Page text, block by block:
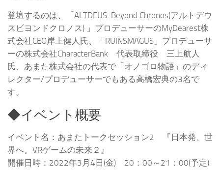
登壇するのは、「ALTDEUS: Beyond Chronos(アルトデウ
スビヨンドクロノス) 」プロデューサーのMyDearest株
式会社​CEO岸上健人氏、「RUINSMAGUS」プロデューサ
ーの株式会社CharacterBank 代表取締役 三上航人
氏、あまた株式会社の代表で「オノゴロ物語」のディ
レクター/プロデューサーでもある高橋宏典の3名で
す。
◆イベント概要
イベント名：あまたトークセッション2 『日本発、世
界へ。VRゲームの未来２』
開催日時：2022年3月4日(金) 20：00～21：00(予定)